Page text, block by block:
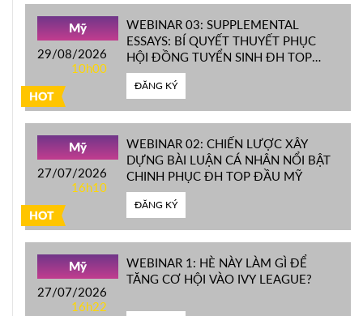
HOT
Mỹ
29/08/2026
10h00
WEBINAR 03: SUPPLEMENTAL
ESSAYS: BÍ QUYẾT THUYẾT PHỤC
HỘI ĐỒNG TUYỂN SINH ĐH TOP
ĐẦU MỸ
ĐĂNG KÝ
HOT
Mỹ
27/07/2026
16h10
WEBINAR 02: CHIẾN LƯỢC XÂY
DỰNG BÀI LUẬN CÁ NHÂN NỔI BẬT
CHINH PHỤC ĐH TOP ĐẦU MỸ
ĐĂNG KÝ
Mỹ
27/07/2026
16h22
WEBINAR 1: HÈ NÀY LÀM GÌ ĐỂ
TĂNG CƠ HỘI VÀO IVY LEAGUE?